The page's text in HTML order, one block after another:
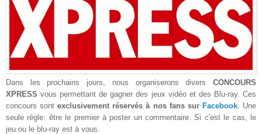
Dans les prochains jours, nous organiserons divers CONCOURS
XPRESS vous permettant de gagner des jeux vidéo et des Blu-ray. Ces
concours sontexclusivement réservés à nos fans sur Facebook. Une
seule règle: être le premier à poster un commentaire. Si c'est le cas, le
jeu ou le blu-ray est à vous.